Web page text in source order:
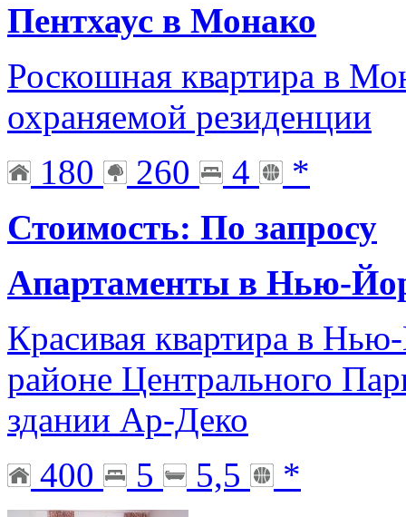
Пентхаус в Монако
Роскошная квартира в
охраняемой резиденции
180
260 4
*
Стоимость: По запросу
Апартаменты в Нью-
Красивая квартира в
районе Центрального
здании Ар-Деко
400
5 5,5 *